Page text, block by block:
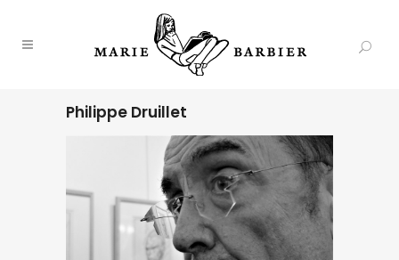
Philippe Druillet